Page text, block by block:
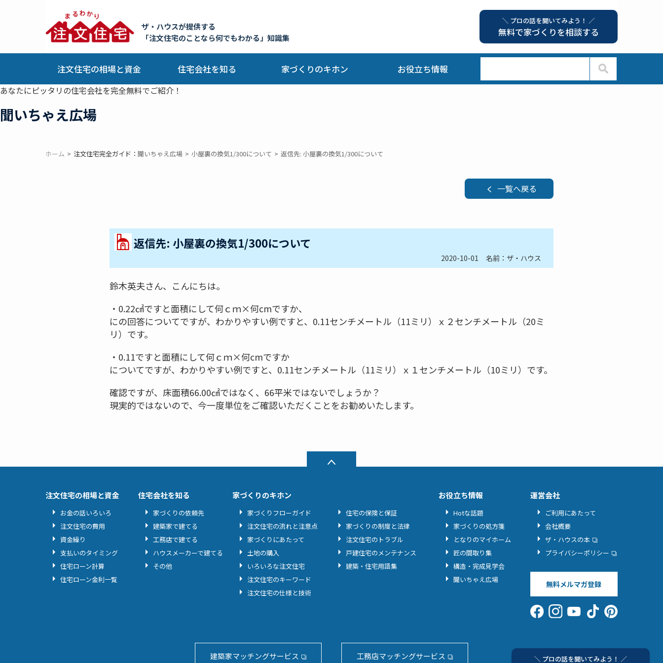
＼ プロの話を聞いてみよう！ ／
ザ・ハウスが提供する
「注文住宅のことなら何でもわかる」知識集
＼ プロの話を聞いてみよう！ ／
無料で家づくりを相談する
注文住宅の相場と資金 住宅会社を知る 家づくりのキホン お役立ち情報
あなたにピッタリの住宅会社を完全無料でご紹介！
聞いちゃえ広場
ホーム 注文住宅完全ガイド： 聞いちゃえ広場 小屋裏の換気1/300について 返信先: 小屋裏の換気1/300について
一覧へ戻る
返信先: 小屋裏の換気1/300について
2020-10-01 名前：ザ・ハウス
鈴木英夫さん、こんにちは。
・0.22㎠ですと面積にして何ｃｍ×何cmですか、
にの回答についてですが、わかりやすい例ですと、0.11センチメートル（11ミリ）ｘ２センチメートル（20ミ
リ）です。
・0.11ですと面積にして何ｃｍ×何cmですか
についてですが、わかりやすい例ですと、0.11センチメートル（11ミリ）ｘ１センチメートル（10ミリ）です。
確認ですが、床面積66.00㎠ではなく、66平米ではないでしょうか？
現実的ではないので、今一度単位をご確認いただくことをお勧めいたします。
注文住宅の相場と資金
お金の話いろいろ
注文住宅の費用
資金繰り
支払いのタイミング
住宅ローン計算
住宅ローン金利一覧
住宅会社を知る
家づくりの依頼先
建築家で建てる
工務店で建てる
ハウスメーカーで建てる
その他
家づくりのキホン
家づくりフローガイド
注文住宅の流れと注意点
家づくりにあたって
土地の購入
いろいろな注文住宅
注文住宅のキーワード
注文住宅の仕様と技術
住宅の保険と保証
家づくりの制度と法律
注文住宅のトラブル
戸建住宅のメンテナンス
建築・住宅用語集
お役立ち情報
Hotな話題
家づくりの処方箋
となりのマイホーム
匠の間取り集
構造・完成見学会
聞いちゃえ広場
運営会社
ご利用にあたって
会社概要
ザ・ハウスの本
プライバシーポリシー
無料メルマガ登録
建築家マッチングサービス 工務店マッチングサービス